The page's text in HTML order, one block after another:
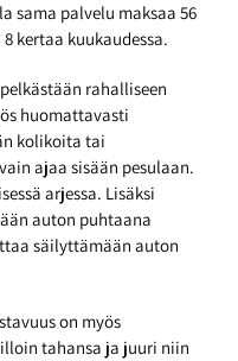
sama palvelu maksaa 56
kertaa kuukaudessa.
rahalliseen
huomattavasti
kolikoita tai
ajaa sisään pesulaan.
arjessa. Lisäksi
auton puhtaana
säilyttämään auton
on myös
tahansa ja juuri niin